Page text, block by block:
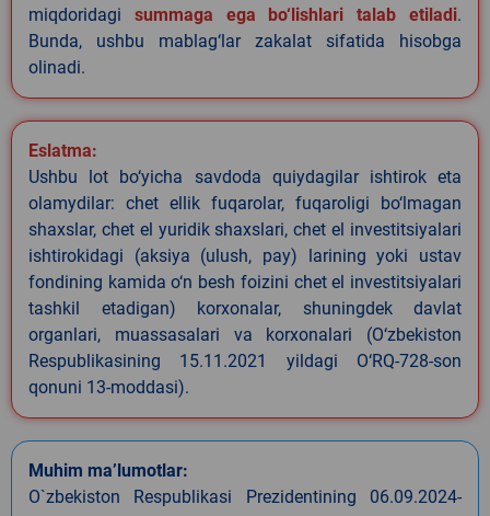
miqdoridagi summaga ega bo‘lishlari talab etiladi.
Bunda, ushbu mablag‘lar zakalat sifatida hisobga
olinadi.
Eslatma:
Ushbu lot bo‘yicha savdoda quiydagilar ishtirok eta
olamydilar: chet ellik fuqarolar, fuqaroligi bo‘lmagan
shaxslar, chet el yuridik shaxslari, chet el investitsiyalari
ishtirokidagi (aksiya (ulush, pay) larining yoki ustav
fondining kamida o‘n besh foizini chet el investitsiyalari
tashkil etadigan) korxonalar, shuningdek davlat
organlari, muassasalari va korxonalari (O‘zbekiston
Respublikasining 15.11.2021 yildagi O‘RQ-728-son
qonuni 13-moddasi).
Muhim ma’lumotlar:
O`zbekiston Respublikasi Prezidentining 06.09.2024-